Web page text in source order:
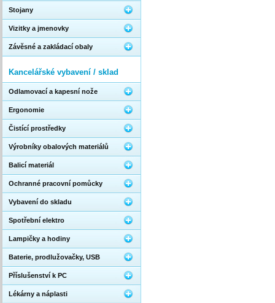
Stojany
Vizitky a jmenovky
Závěsné a zakládací obaly
Kancelářské vybavení / sklad
Odlamovací a kapesní nože
Ergonomie
Čistící prostředky
Výrobníky obalových materiálů
Balicí materiál
Ochranné pracovní pomůcky
Vybavení do skladu
Spotřební elektro
Lampičky a hodiny
Baterie, prodlužovačky, USB
Příslušenství k PC
Lékárny a náplasti